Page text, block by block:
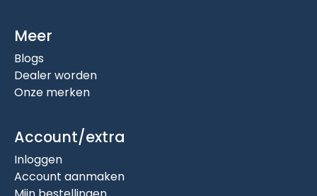
Meer
Blogs
Dealer worden
Onze merken
Account/extra
Inloggen
Account aanmaken